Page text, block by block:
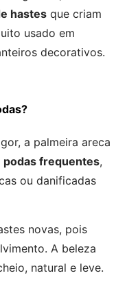
hastes que criam
usado em
decorativos.
a palmeira areca
podas frequentes,
ou danificadas
novas, pois
A beleza
natural e leve.